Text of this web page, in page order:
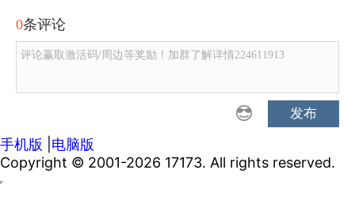
0条评论
评论赢取激活码/周边等奖励！加群了解详情224611913
发布
手机版
电脑版
Copyright © 2001-2026 17173. All rights reserved.